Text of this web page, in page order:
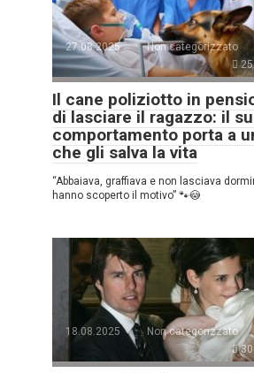
27.08.2025
Non categorizzato
Il cane poliziotto in
di lasciare il ragazzo: il
comportamento porta a
che gli salva la vita
“Abbaiava, graffiava e non lasciava
hanno scoperto il motivo” 🐾😳
18.08.2025
Non categorizzato